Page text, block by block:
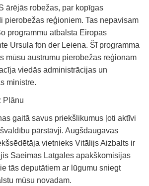
ārējās robežas, par kopīgas
pierobežas reģioniem. Tas nepavisam
programmu atbalsta Eiropas
Ursula fon der Leiena. Šī programma
mūsu austrumu pierobežas reģionam
viedās administrācijas un
ministre.
Plānu
gaitā savus priekšlikumus ļoti aktīvi
pārstāvji. Augšdaugavas
vietnieks Vitālijs Aizbalts ir
Saeimas Latgales apakškomisijas
tās deputātiem ar lūgumu sniegt
mūsu novadam.